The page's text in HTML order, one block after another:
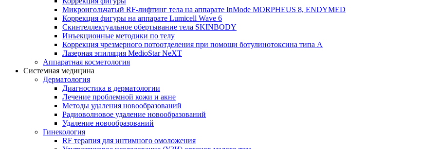
Микроигольчатый RF-лифтинг тела на аппарате InMode MORPHEUS 8, ENDYMED
Коррекция фигуры на аппарате Lumicell Wave 6
Скинтеллектуальное обертывание тела SKINBODY
Инъекционные методики по телу
Коррекция чрезмерного потоотделения при помощи ботулинотоксина типа А
Лазерная эпиляция MedioStar NeXT
Аппаратная косметология
Системная медицина
Дерматология
Диагностика в дерматологии
Лечение проблемной кожи и акне
Методы удаления новообразований
Радиоволновое удаление новообразований
Удаление новообразований
Гинекология
RF терапия для интимного омоложения